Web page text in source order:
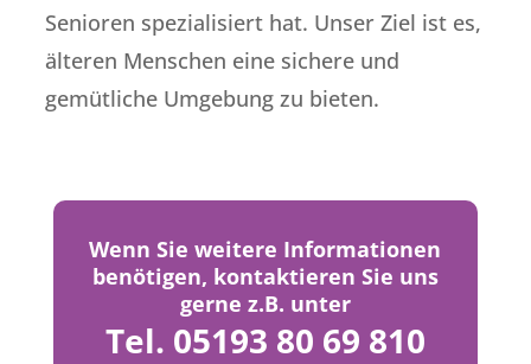
Senioren spezialisiert hat. Unser Ziel ist es,
älteren Menschen eine sichere und
gemütliche Umgebung zu bieten.
Wenn Sie weitere Informationen
benötigen, kontaktieren Sie uns
gerne z.B. unter
Tel. 05193 80 69 810